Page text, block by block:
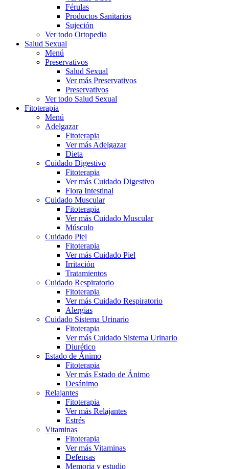
Férulas
Productos Sanitarios
Sujeción
Ver todo Ortopedia
Salud Sexual
Menú
Preservativos
Salud Sexual
Ver más Preservativos
Preservativos
Ver todo Salud Sexual
Fitoterapia
Menú
Adelgazar
Fitoterapia
Ver más Adelgazar
Dieta
Cuidado Digestivo
Fitoterapia
Ver más Cuidado Digestivo
Flora Intestinal
Cuidado Muscular
Fitoterapia
Ver más Cuidado Muscular
Músculo
Cuidado Piel
Fitoterapia
Ver más Cuidado Piel
Irritación
Tratamientos
Cuidado Respiratorio
Fitoterapia
Ver más Cuidado Respiratorio
Alergias
Cuidado Sistema Urinario
Fitoterapia
Ver más Cuidado Sistema Urinario
Diurético
Estado de Ánimo
Fitoterapia
Ver más Estado de Ánimo
Desánimo
Relajantes
Fitoterapia
Ver más Relajantes
Estrés
Vitaminas
Fitoterapia
Ver más Vitaminas
Defensas
Memoria y estudio